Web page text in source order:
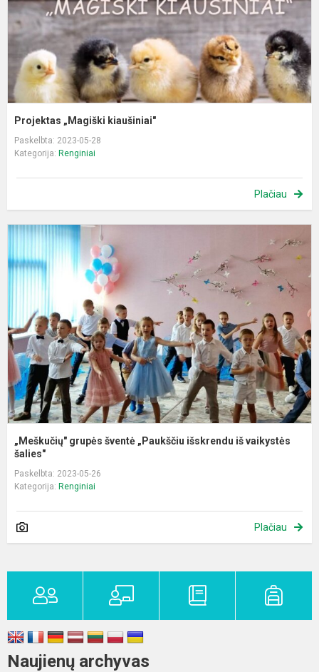
Projektas „Magiški kiaušiniai"
Paskelbta: 2023-05-28
Kategorija: Renginiai
Plačiau
„Meškučių" grupės šventė „Paukščiu išskrendu iš vaikystės
šalies"
Paskelbta: 2023-05-26
Kategorija: Renginiai
Plačiau
Naujienų archyvas